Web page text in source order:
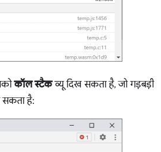
कॉल स्टैकव्यू दिख सकता है, जो गड़बड़ी
सकता है: